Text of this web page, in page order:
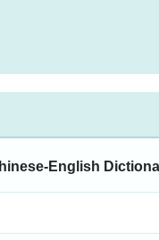
English